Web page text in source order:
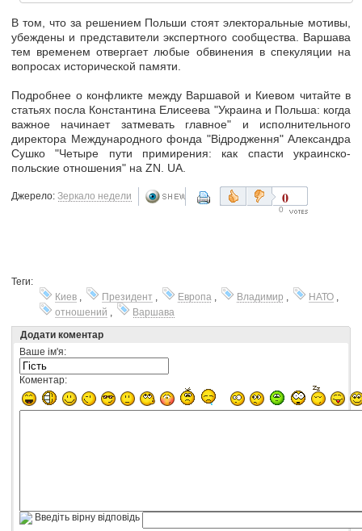
В том, что за решением Польши стоят электоральные мотивы,
убеждены и представители экспертного сообщества. Варшава
тем временем отвергает любые обвинения в спекуляции на
вопросах исторической памяти.
Подробнее о конфликте между Варшавой и Киевом читайте в
статьях посла Константина Елисеева "Украина и Польша: когда
важное начинает затмевать главное" и исполнительного
директора Международного фонда "Відродження" Александра
Сушко "Четыре пути примирения: как спасти украинско-
польские отношения" на ZN. UA.
Джерело: Зеркало недели 0
0
Теги:
Киев , Президент , Европа , Владимир , НАТО ,
отношений ,
Варшава
Додати коментар
Ваше ім'я:
Коментар:
Введіть вірну відповідь